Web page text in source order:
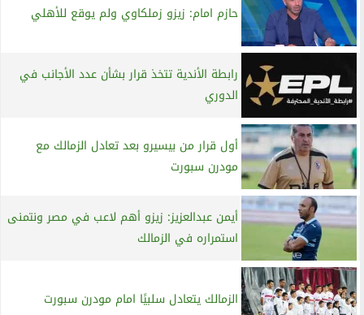
حازم امام: زيزو زملكاوي ولم يوقع للأهلي
رابطة الأندية تتخذ قرار بشأن عدد الأجانب في
الدوري
أول قرار من بيسيرو بعد تعادل الزمالك مع
مودرن سبورت
أيمن عبدالعزيز: زيزو أهم لاعب في مصر ونتمنى
استمراره في الزمالك
الزمالك يتعادل سلبيًا امام مودرن سبورت